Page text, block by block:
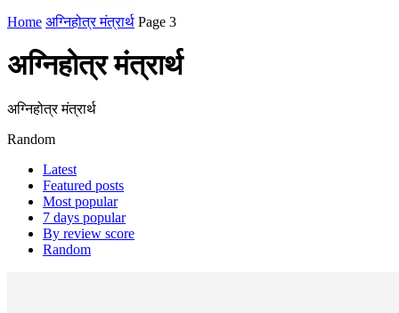
Home अग्निहोत्र मंत्रार्थ Page 3
अग्निहोत्र मंत्रार्थ
अग्निहोत्र मंत्रार्थ
Random
Latest
Featured posts
Most popular
7 days popular
By review score
Random